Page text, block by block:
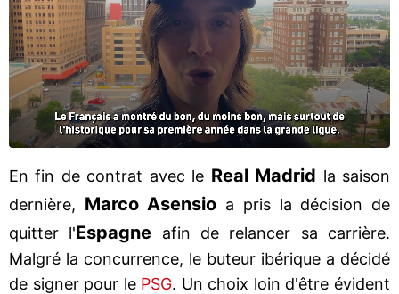
En fin de contrat avec le Real Madrid la saison
dernière, Marco Asensio a pris la décision de
quitter l'Espagne afin de relancer sa carrière.
Malgré la concurrence, le buteur ibérique a décidé
de signer pour lePSG. Un choix loin d'être évident